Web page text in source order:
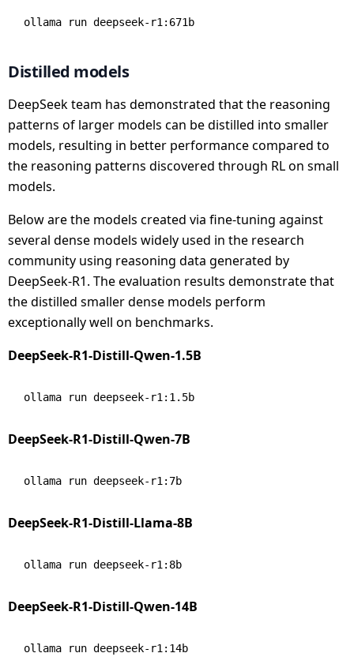
Distilled models
DeepSeek team has demonstrated that the reasoning
patterns of larger models can be distilled into smaller
models, resulting in better performance compared to
the reasoning patterns discovered through RL on small
models.
Below are the models created via fine-tuning against
several dense models widely used in the research
community using reasoning data generated by
DeepSeek-R1. The evaluation results demonstrate that
the distilled smaller dense models perform
exceptionally well on benchmarks.
DeepSeek-R1-Distill-Qwen-1.5B
DeepSeek-R1-Distill-Qwen-7B
DeepSeek-R1-Distill-Llama-8B
DeepSeek-R1-Distill-Qwen-14B